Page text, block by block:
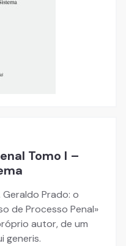
Tomo I –
Prado: o
de Processo Penal»
autor, de um
generis.